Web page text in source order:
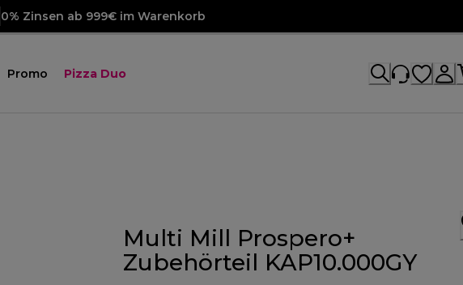
0% Zinsen ab 999€ im Warenkorb
Promo Pizza Duo
Multi Mill Prospero+
Zubehörteil KAP10.000GY